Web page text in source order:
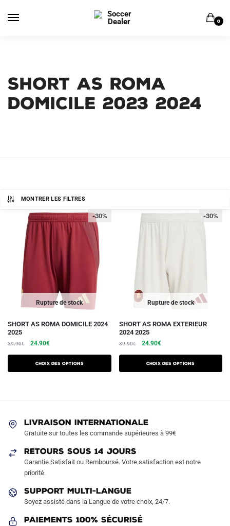
0
Short AS Roma
Domicile 2023 2024
MONTRER LES FILTRES
Rupture de stock
-30%
SHORT AS ROMA DOMICILE 2024
2025
39.90€
Le
initial
était :
24.90€Le
actuel
est :
Choix des options
Ce
produit
a
plusieurs
variations.
être
choisies
sur
la
produit
Rupture de stock
-30%
SHORT AS ROMA EXTERIEUR
2024 2025
39.90€
Le
initial
était :
24.90€Le
actuel
est :
Choix des options
Ce
produit
a
plusieurs
variations.
être
choisies
sur
la
produit
LIVRAISON INTERNATIONALE
Gratuite sur toutes les commande supérieures à 99€
RETOURS SOUS 14 JOURS
Garantie Satisfait ou Remboursé. Votre satisfaction est notre
priorité.
SUPPORT MULTI-LANGUE
Soyez assisté dans la Langue de votre choix, 24/7.
Paiements 100% Sécurisé